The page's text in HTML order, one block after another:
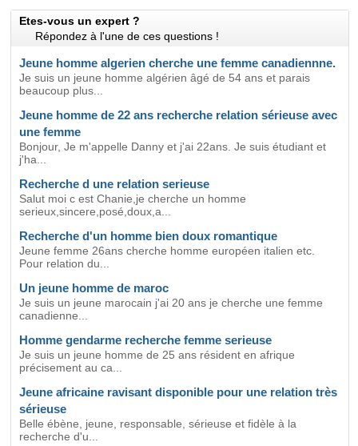
Etes-vous un expert ?
Répondez à l'une de ces questions !
Jeune homme algerien cherche une femme canadiennne.
Je suis un jeune homme algérien âgé de 54 ans et parais
beaucoup plus...
Jeune homme de 22 ans recherche relation sérieuse avec
une femme
Bonjour, Je m'appelle Danny et j'ai 22ans. Je suis étudiant et
j'ha...
Recherche d une relation serieuse
Salut moi c est Chanie,je cherche un homme
serieux,sincere,posé,doux,a...
Recherche d'un homme bien doux romantique
Jeune femme 26ans cherche homme européen italien etc.
Pour relation du...
Un jeune homme de maroc
Je suis un jeune marocain j'ai 20 ans je cherche une femme
canadienne...
Homme gendarme recherche femme serieuse
Je suis un jeune homme de 25 ans résident en afrique
précisement au ca...
Jeune africaine ravisant disponible pour une relation très
sérieuse
Belle ébène, jeune, responsable, sérieuse et fidèle à la
recherche d'u...